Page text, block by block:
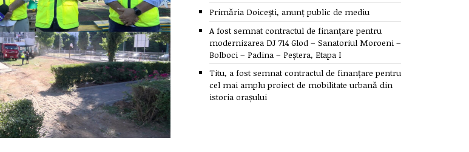
Primăria Doicești, anunț public de mediu
A fost semnat contractul de finanțare pentru
modernizarea DJ 714 Glod – Sanatoriul Moroeni –
Bolboci – Padina – Peștera, Etapa I
Titu, a fost semnat contractul de finanțare pentru
cel mai amplu proiect de mobilitate urbană din
istoria orașului